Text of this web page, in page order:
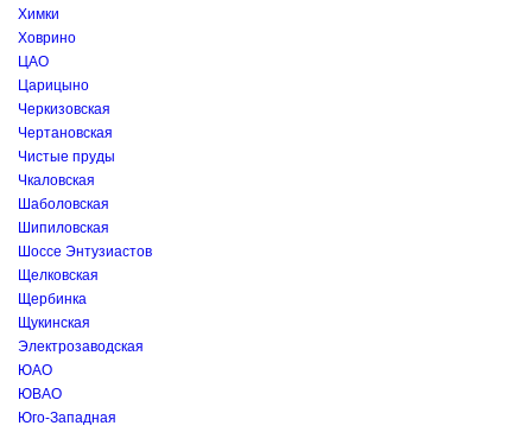
Химки
Ховрино
ЦАО
Царицыно
Черкизовская
Чертановская
Чистые пруды
Чкаловская
Шаболовская
Шипиловская
Шоссе Энтузиастов
Щелковская
Щербинка
Щукинская
Электрозаводская
ЮАО
ЮВАО
Юго-Западная